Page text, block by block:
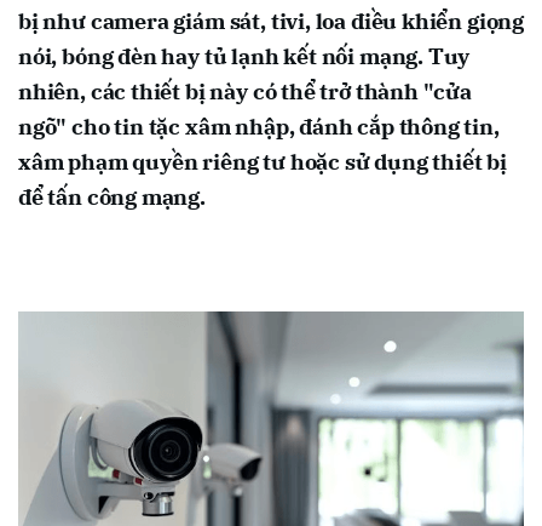
bị như camera giám sát, tivi, loa điều khiển giọng
nói, bóng đèn hay tủ lạnh kết nối mạng. Tuy
nhiên, các thiết bị này có thể trở thành "cửa
ngõ" cho tin tặc xâm nhập, đánh cắp thông tin,
xâm phạm quyền riêng tư hoặc sử dụng thiết bị
để tấn công mạng.